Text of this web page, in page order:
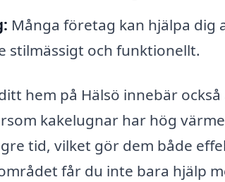
Många företag kan hjälpa dig
stilmässigt och funktionellt.
hem på Hälsö innebär
kakelugnar har hög
tid, vilket gör dem både
får du inte bara hjälp